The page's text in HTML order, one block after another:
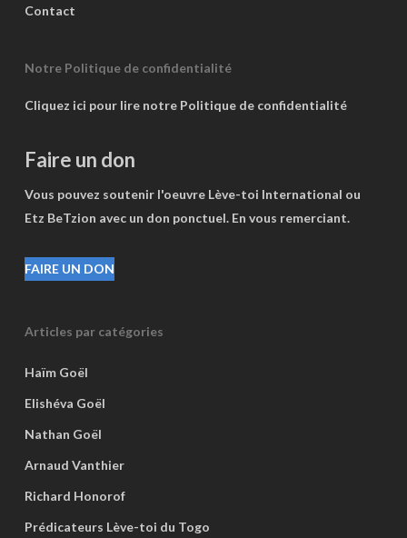
Contact
Notre Politique de confidentialité
Cliquez ici pour lire notre Politique de confidentialité
Faire un don
Vous pouvez soutenir l'oeuvre Lève-toi International ou
Etz BeTzion avec un don ponctuel. En vous remerciant.
FAIRE UN DON
Articles par catégories
Haïm Goël
Elishéva Goël
Nathan Goël
Arnaud Vanthier
Richard Honorof
Prédicateurs Lève-toi du Togo